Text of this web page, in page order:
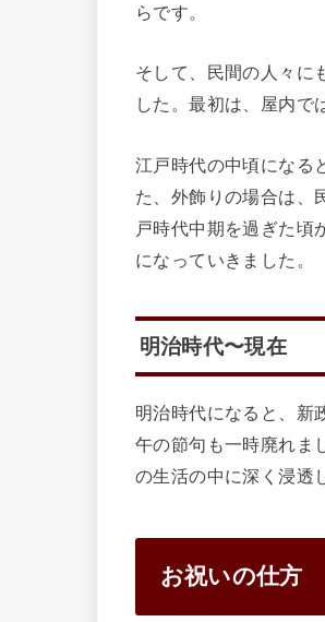
らです。
そして、民間の人々に
した。最初は、屋内で
江戸時代の中頃になる
た、外飾りの場合は、
戸時代中期を過ぎた頃
になっていきました。
明治時代〜現在
明治時代になると、新
午の節句も一時廃れま
の生活の中に深く浸透
お祝いの仕方